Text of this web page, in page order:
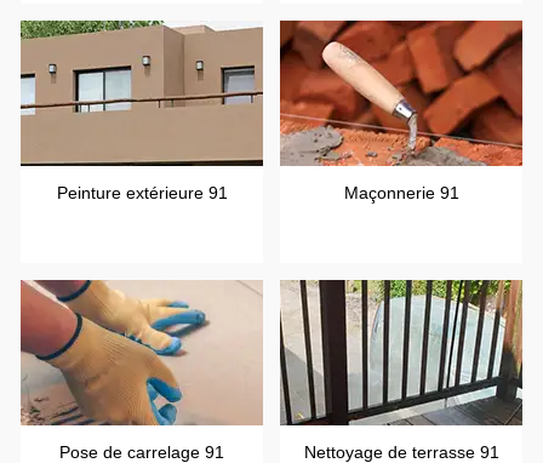
Peinture extérieure 91 Maçonnerie 91
Pose de carrelage 91 Nettoyage de terrasse 91